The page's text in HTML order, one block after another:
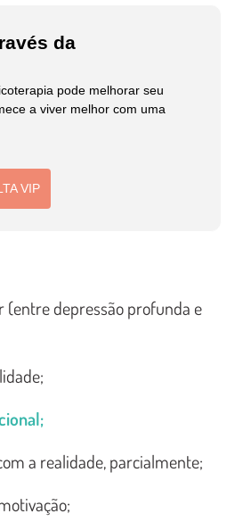
da
pode melhorar seu
a viver melhor com uma
VIP
(entre depressão profunda e
a realidade, parcialmente;